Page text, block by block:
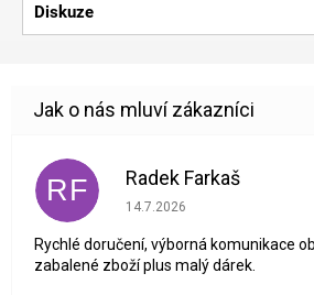
Diskuze
RF Radek Farkaš
Hodnocení obchodu je 5 z 5
14.7.2026
Rychlé doručení, výborná komunikace
zabalené zboží plus malý dárek.